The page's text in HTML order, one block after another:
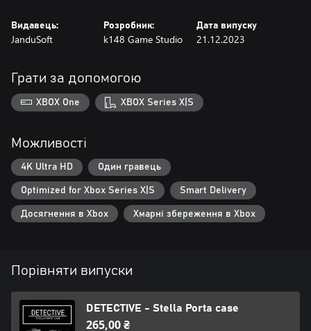
Видавець:
JanduSoft
Розробник:
k148 Game Studio
Дата випуску
21.12.2023
Грати за допомогою
XBOX One XBOX Series X|S
Можливості
4K Ultra HD Один гравець
Optimized for Xbox Series X|S Smart Delivery
Досягнення в Xbox Хмарні збереження в Xbox
Порівняти випуски
DETECTIVE - Stella Porta case
265,00 ₴